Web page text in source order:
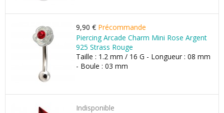
9,90 € Précommande
Piercing Arcade Charm Mini Rose Argent
925 Strass Rouge
Taille : 1.2 mm / 16 G - Longueur : 08 mm
- Boule : 03 mm
Indisponible